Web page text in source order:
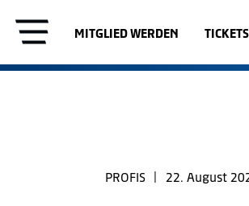
MITGLIED WERDEN
PROFIS 22. August